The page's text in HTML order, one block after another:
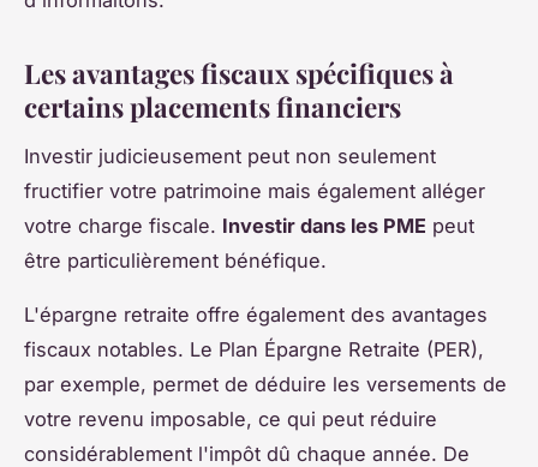
Les avantages fiscaux spécifiques à
certains placements financiers
Investir judicieusement peut non seulement
fructifier votre patrimoine mais également alléger
votre charge fiscale. Investir dans les PME peut
être particulièrement bénéfique.
L'épargne retraite offre également des avantages
fiscaux notables. Le Plan Épargne Retraite (PER),
par exemple, permet de déduire les versements de
votre revenu imposable, ce qui peut réduire
considérablement l'impôt dû chaque année. De